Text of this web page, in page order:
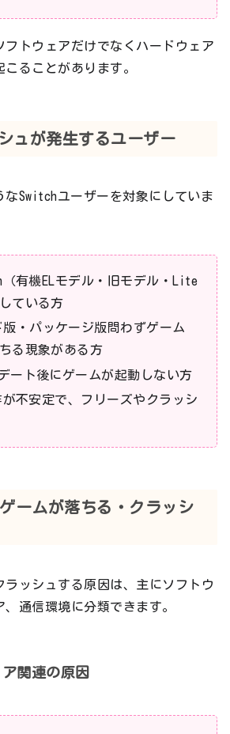
フトウェアだけでなくハードウェア
ることがあります。
ュが発生するユーザー
なSwitchユーザーを対象にしていま
有機ELモデル・旧モデル・Lite
ている方
・パッケージ版問わずゲーム
る現象がある方
ート後にゲームが起動しない方
不安定で、フリーズやクラッシ
ームが落ちる・クラッシ
ラッシュする原因は、主にソフトウ
、通信環境に分類できます。
関連の原因